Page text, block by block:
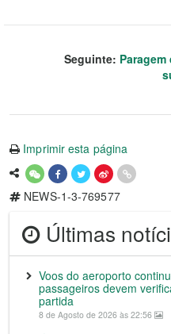
Seguinte:
Imprimir esta página
NEWS-1-3-769577
Últimas
Voos do aeroporto
passageiros devem
partida
8 de Agosto de 2026 às 22:56